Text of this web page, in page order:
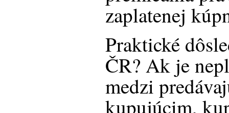
zaplatenej
Praktické
ČR? Ak je
medzi
kupujúcim,